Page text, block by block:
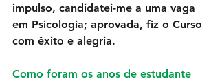
impulso, candidatei-me a uma vaga
em Psicologia; aprovada, fiz o Curso
com êxito e alegria.
Como foram os anos de estudante